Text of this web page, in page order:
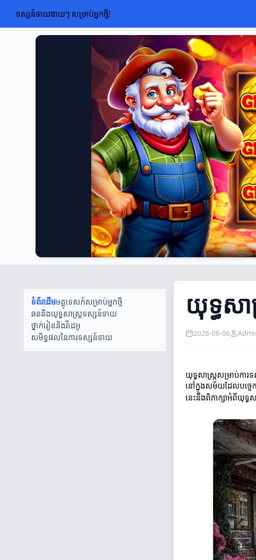
ទស្សន៍ទាយងាយៗ សម្រាប់អ្នកថ្មី!
ទំព័រដើមមគ្គុទេសក៍សម្រាប់អ្នកថ្មី
ឆននិងយុទ្ធសាស្ដ្រទស្សន៍ទាយ
ថ្នាក់រៀននិងវីដេអូ
សមិទ្ធផលនៃការទស្សន៍ទាយ
យុទ្ធស
2026-06-06
យុទ្ធសាស្ដ្រសម្រាប់កា
នៅក្នុងសម័យដែលបច្ចេក
នេះនឹងពិភាក្សាអំពីយុទ្ធស